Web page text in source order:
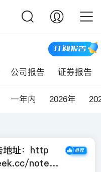
订阅报告
公司报告 证券报告
一年内 2026年
地址：http
noteb